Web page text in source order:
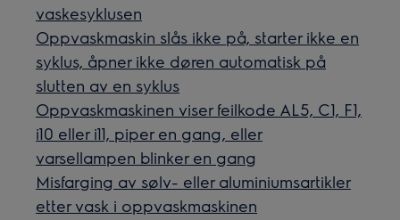
vaskesyklusen
Oppvaskmaskin slås ikke på, starter ikke en
syklus, åpner ikke døren automatisk på
slutten av en syklus
Oppvaskmaskinen viser feilkode AL5, C1, F1,
i10 eller i11, piper en gang, eller
varsellampen blinker en gang
Misfarging av sølv- eller aluminiumsartikler
etter vask i oppvaskmaskinen